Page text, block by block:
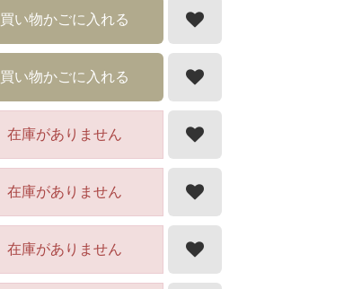
買い物かごに入れる
買い物かごに入れる
在庫がありません
在庫がありません
在庫がありません